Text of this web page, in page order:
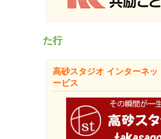
た行
高砂スタジオ インターネッ
ービス